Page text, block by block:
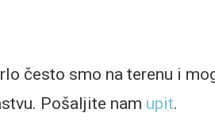
često smo na terenu i
Pošaljite nam upit.